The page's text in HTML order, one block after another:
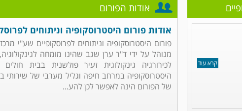
אודות הפורום
אודות פורום היסטרוסקופיה וניתוחים
פורום היסטרוסקופיה וניתוחים לפרוסקופיים שע"י
מנוהל על ידי ד"ר ערן שגב שהינו מומחה
לכירורגיה גינקולוגית זעיר פולשנית בבית
היסטרוסקופיה במרחב חיפה וגליל מערבי של שירותי
של הפורום הינה לאפשר לכן להע...
קרא עוד